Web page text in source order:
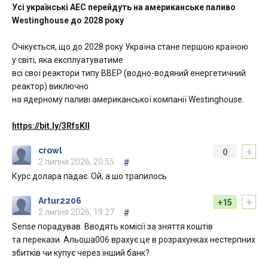
Усі українські АЕС перейдуть на американське паливо
Westinghouse до 2028 року
Очікується, що до 2028 року Україна стане першою країною
у світі, яка експлуатуватиме
всі свої реактори типу ВВЕР (водно-водяний енергетичний
реактор) виключно
на ядерному паливі американської компанії Westinghouse.
https://bit.ly/3RfsKII
+
0
crowl
2 липня 2026, 20:55
#
Курс долара падає. Ой, а шо трапилось
+
+15
Artur2206
2 липня 2026, 19:27
#
Sense порадував. Вводять комісії за зняття коштів
та перекази. Альоша006 врахує це в розрахунках нестерпних
збитків чи купує через інший банк?